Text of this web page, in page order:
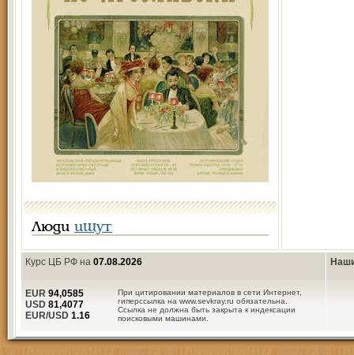
Люди ищут
Курс ЦБ РФ на 07.08.2026
При цитировании материалов в сети Интернет,
гиперссылка на www.sevkray.ru обязательна.
Ссылка не должна быть закрыта к индексации
поисковыми машинами.
EUR 94,0585
USD 81,4077
EUR/USD 1.16